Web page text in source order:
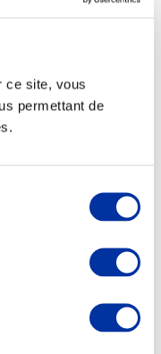
ce site, vous
permettant de